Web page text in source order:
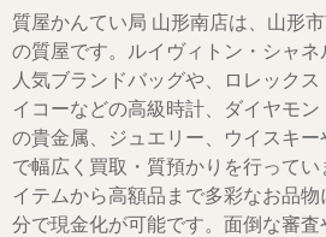
質屋かんてい局 山形南店は、山形
の質屋です。ルイヴィトン・シャ
人気ブランドバッグや、ロレック
イコーなどの高級時計、ダイヤモ
の貴金属、ジュエリー、ウイスキー
で幅広く買取・質預かりを行って
イテムから高額品まで多彩なお品
分で現金化が可能です。面倒な審